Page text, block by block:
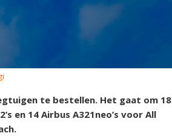
te bestellen. Het gaat om 18
en 14 Airbus A321neo’s voor All